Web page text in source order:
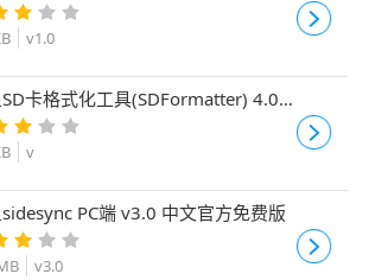
色版
v1.0
卡格式化工具(SDFormatter) 4.0
化版
v
PC端 v3.0 中文官方免费版
v3.0